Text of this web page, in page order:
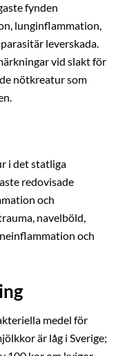
fynden
lunginflammation,
leverskada.
vid slakt för
nötkreatur som
i det statliga
redovisade
och
navelböld,
och
medel för
är låg i Sverige;